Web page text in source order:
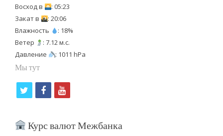
Восход в
: 05:23
Закат в
: 20:06
Влажность
: 18%
Ветер
: 7.12 м.с.
Давление
: 1011 hPa
Мы тут
i
f
c
y
u
Курс валют Межбанка